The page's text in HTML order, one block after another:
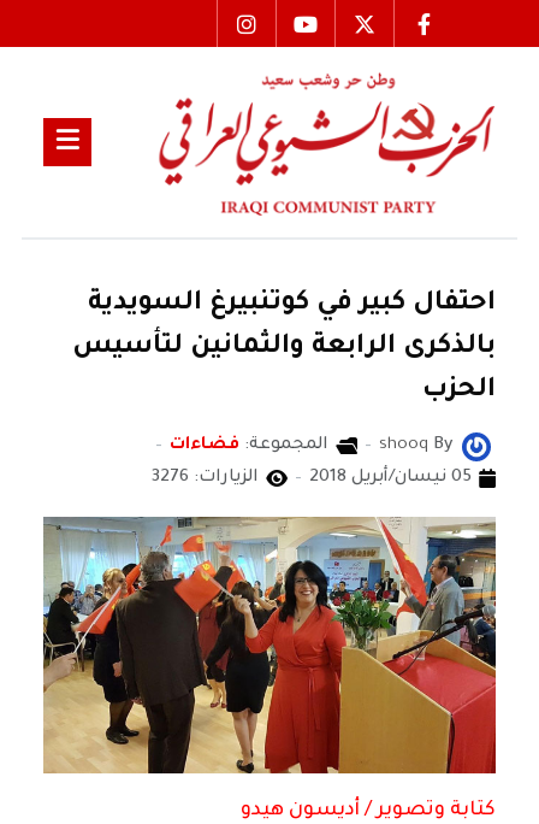
احتفال كبير في كوتنبيرغ السويدية
بالذكرى الرابعة والثمانين لتأسيس
الحزب
By
shooq المجموعة: فضاءات
05 نيسان/أبريل 2018
الزيارات: 3276
كتابة وتصوير / أديسون هيدو